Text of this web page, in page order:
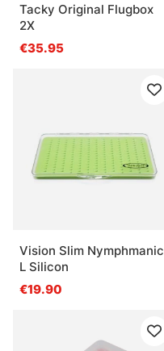
Tacky Original Flugbox
2X
€35.95
Vision Slim Nymphmanic
L Silicon
€19.90